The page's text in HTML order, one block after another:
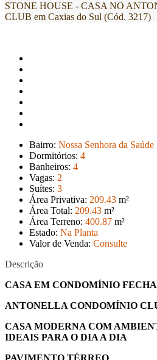
STONE HOUSE - CASA NO
CLUB em Caxias do Sul (Cód. 3217)
Bairro: Nossa Senhora da Saúde
Dormitórios: 4
Banheiros: 4
Vagas: 2
Suítes: 3
Área Privativa: 209.43 m²
Área Total: 209.43 m²
Área Terreno: 400.87 m²
Estado: Na Planta
Valor de Venda: Consulte
Descrição
CASA EM CONDOMÍNIO
ANTONELLA CONDOMÍNIO
CASA MODERNA COM
IDEAIS PARA O DIA A DIA
PAVIMENTO TÉRREO